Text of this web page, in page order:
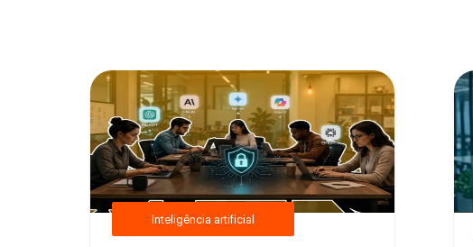
Inteligência artificial